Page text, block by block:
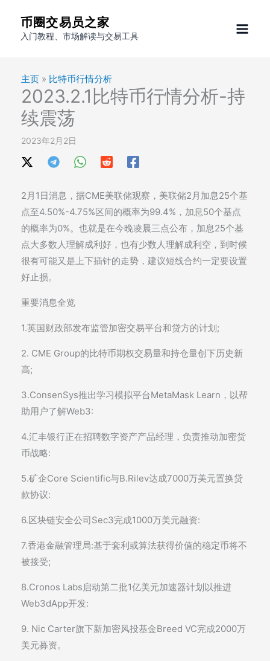
币圈交易员之家
入门教程、市场解读与交易工具
主页 » 比特币行情分析
2023.2.1比特币行情分析-持
续震荡
2023年2月2日
2月1日消息，据CME美联储观察，美联储2月加息25个基
点至4.50%-4.75%区间的概率为99.4%，加息50个基点
的概率为0%。也就是在今晚凌晨三点公布，加息25个基
点大多数人理解成利好，也有少数人理解成利空，到时候
很有可能又是上下插针的走势，建议短线合约一定要设置
好止损。
重要消息全览
1.英国财政部发布监管加密交易平台和贷方的计划;
2. CME Group的比特币期权交易量和持仓量创下历史新
高;
3.ConsenSys推出学习模拟平台MetaMask Learn，以帮
助用户了解Web3:
4.汇丰银行正在招聘数字资产产品经理，负责推动加密货
币战略:
5.矿企Core Scientific与B.Rilev达成7000万美元置换贷
款协议:
6.区块链安全公司Sec3完成1000万美元融资:
7.香港金融管理局:基于套利或算法获得价值的稳定币将不
被接受;
8.Cronos Labs启动第二批1亿美元加速器计划以推进
Web3dApp开发:
9. Nic Carter旗下新加密风投基金Breed VC完成2000万
美元募资。